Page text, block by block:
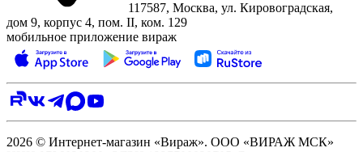
117587, Москва, ул. Кировоградская,
дом 9, корпус 4, пом. II, ком. 129
мобильное приложение вираж
2026 © Интернет-магазин «Вираж». ООО «ВИРАЖ МСК»